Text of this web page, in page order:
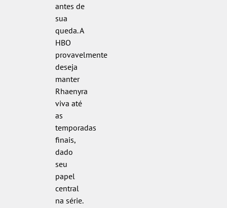
antes de
sua
queda. A
HBO
provavelmente
deseja
manter
Rhaenyra
viva até
as
temporadas
finais,
dado
seu
papel
central
na série.